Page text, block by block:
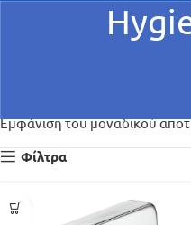
Εμφάνιση του μοναδικού
Φίλτρα